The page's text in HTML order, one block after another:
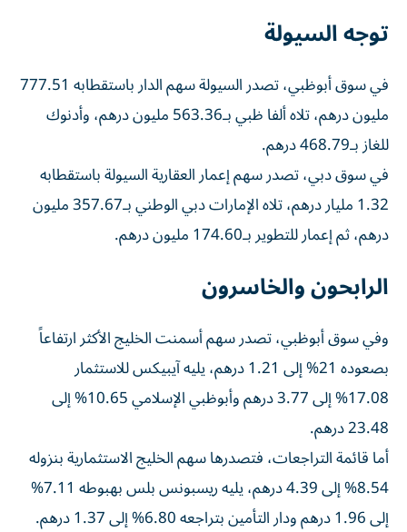
توجه السيولة
في سوق أبوظبي، تصدر السيولة سهم الدار باستقطابه 777.51
مليون درهم، تلاه ألفا ظبي بـ563.36 مليون درهم، وأدنوك
للغاز بـ468.79 درهم.
في سوق دبي، تصدر سهم إعمار العقارية السيولة باستقطابه
1.32 مليار درهم، تلاه الإمارات دبي الوطني بـ357.67 مليون
درهم، ثم إعمار للتطوير بـ174.60 مليون درهم.
الرابحون والخاسرون
وفي سوق أبوظبي، تصدر سهم أسمنت الخليج الأكثر ارتفاعاً
بصعوده 21% إلى 1.21 درهم، يليه آيبيكس للاستثمار
17.08% إلى 3.77 درهم وأبوظبي الإسلامي 10.65% إلى
23.48 درهم.
أما قائمة التراجعات، فتصدرها سهم الخليج الاستثمارية بنزوله
8.54% إلى 4.39 درهم، يليه ريسبونس بلس بهبوطه 7.11%
إلى 1.96 درهم ودار التأمين بتراجعه 6.80% إلى 1.37 درهم.